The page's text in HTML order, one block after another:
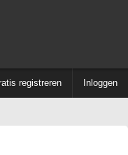
registreren Inloggen